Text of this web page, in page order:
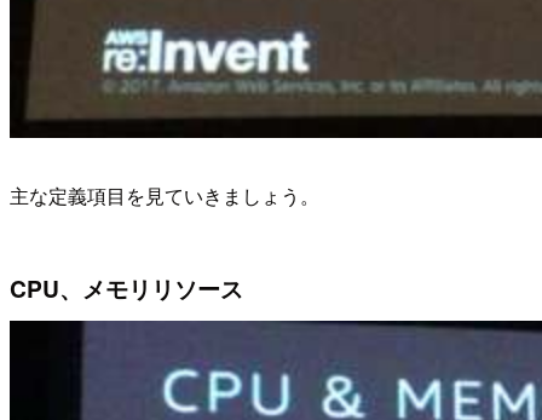
主な定義項目を見ていきましょう。
CPU、メモリリソース